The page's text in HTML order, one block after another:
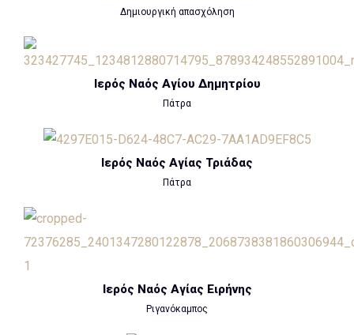
Δημιουργική απασχόληση
Ιερός Ναός Αγίου Δημητρίου
Πάτρα
Ιερός Ναός Αγίας Τριάδας
Πάτρα
Ιερός Ναός Αγίας Ειρήνης
Ριγανόκαμπος